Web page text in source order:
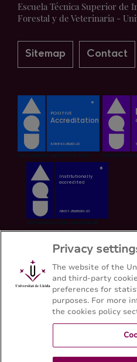
Escuela Técnica Superior de
Forestal y de Veterinaria -
Sitemap Contact
Privacy
The website of the
and third-party
preferences for
purposes. For more
the cookies policy